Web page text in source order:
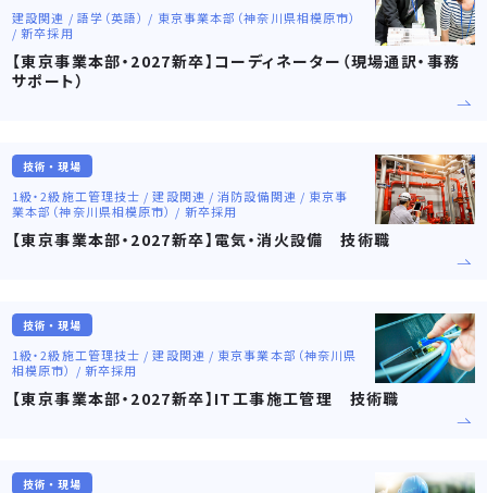
建設関連 / 語学（英語） / 東京事業本部（神奈川県相模原市）
/ 新卒採用
【東京事業本部・2027新卒】コーディネーター（現場通訳・事務
サポート）
技術・現場
1級・2級施工管理技士 / 建設関連 / 消防設備関連 / 東京事
業本部（神奈川県相模原市） / 新卒採用
【東京事業本部・2027新卒】電気・消火設備 技術職
技術・現場
1級・2級施工管理技士 / 建設関連 / 東京事業本部（神奈川県
相模原市） / 新卒採用
【東京事業本部・2027新卒】IT工事施工管理 技術職
技術・現場